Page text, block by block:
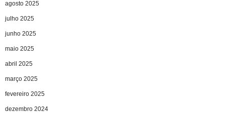
agosto 2025
julho 2025
junho 2025
maio 2025
abril 2025
março 2025
fevereiro 2025
dezembro 2024